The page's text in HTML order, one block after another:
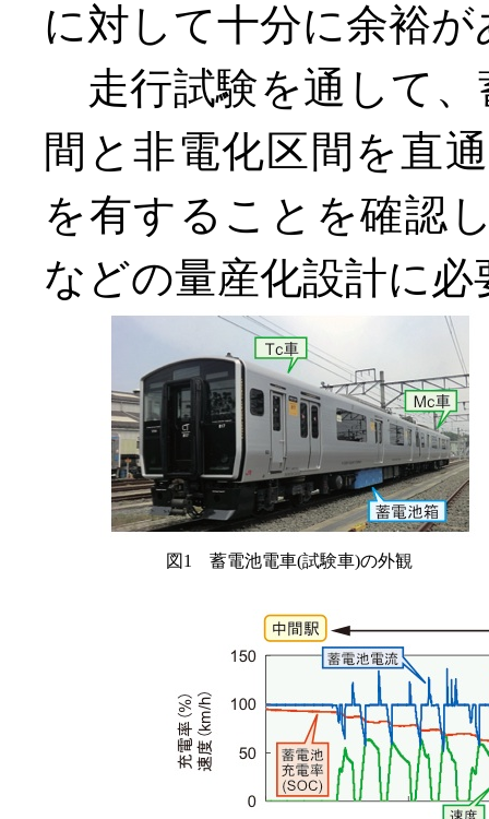
に対して十分に余裕
走行試験を通して、
間と非電化区間を直
を有することを確認
などの量産化設計に
図1 蓄電池電車(試験車)の外観